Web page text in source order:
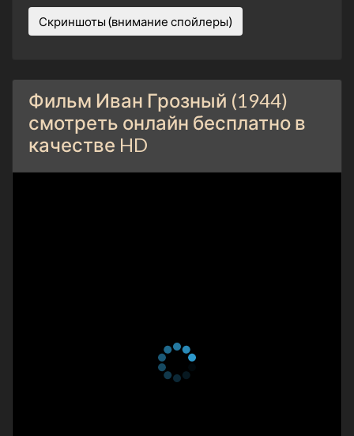
Скриншоты (внимание спойлеры)
Фильм Иван Грозный (1944)
смотреть онлайн бесплатно в
качестве HD